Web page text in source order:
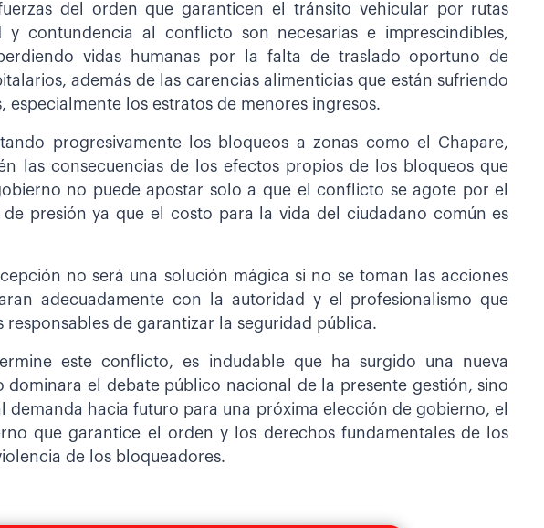
del orden que garanticen el tránsito vehicular por rutas
y contundencia al conflicto son necesarias e imprescindibles,
vidas humanas por la falta de traslado oportuno de
además de las carencias alimenticias que están sufriendo
especialmente los estratos de menores ingresos.
progresivamente los bloqueos a zonas como el Chapare,
las consecuencias de los efectos propios de los bloqueos que
no puede apostar solo a que el conflicto se agote por el
presión ya que el costo para la vida del ciudadano común es
no será una solución mágica si no se toman las acciones
adecuadamente con la autoridad y el profesionalismo que
responsables de garantizar la seguridad pública.
este conflicto, es indudable que ha surgido una nueva
dominara el debate público nacional de la presente gestión, sino
demanda hacia futuro para una próxima elección de gobierno, el
que garantice el orden y los derechos fundamentales de los
de los bloqueadores.